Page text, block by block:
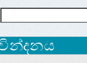
වින්දනය